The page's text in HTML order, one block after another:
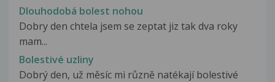
Dlouhodobá bolest nohou
Dobry den chtela jsem se zeptat jiz tak dva roky
mam...
Bolestivé uzliny
Dobrý den, už měsíc mi různě natékají bolestivé